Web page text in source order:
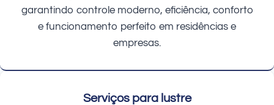
garantindo controle moderno, eficiência, conforto
e funcionamento perfeito em residências e
empresas.
Serviços para lustre